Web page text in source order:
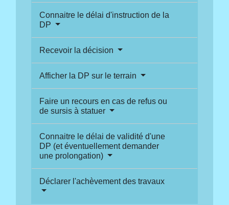
Connaitre le délai d'instruction de la
DP
Recevoir la décision
Afficher la DP sur le terrain
Faire un recours en cas de refus ou
de sursis à statuer
Connaitre le délai de validité d'une
DP (et éventuellement demander
une prolongation)
Déclarer l'achèvement des travaux